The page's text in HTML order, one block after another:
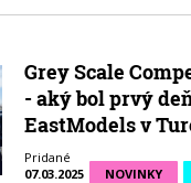
Grey Scale
- aký bol prvý
EastModels v
Pridané
07.03.2025
NOVINKY